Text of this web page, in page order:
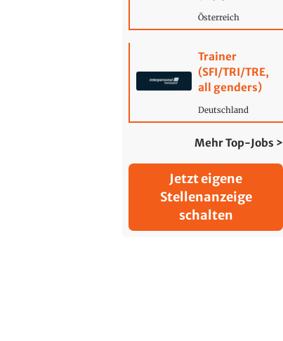
Österreich
Trainer
(SFI/TRI/TRE,
all genders)
Deutschland
Mehr Top-Jobs >
Jetzt eigene
Stellenanzeige
schalten